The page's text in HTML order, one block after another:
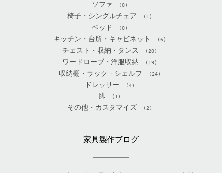
ソファ (0)
椅子・シングルチェア (1)
ベッド (0)
キッチン・台所・キャビネット (6)
チェスト・収納・タンス (20)
ワードローブ・洋服収納 (19)
収納棚・ラック・シェルフ (24)
ドレッサー (4)
脚 (1)
その他・カスタマイズ (2)
家具製作ブログ